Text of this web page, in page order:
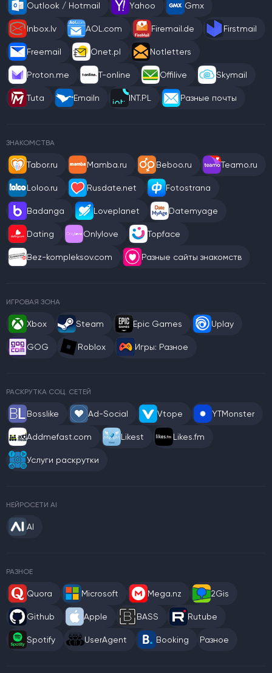
Outlook / Hotmail Yahoo Gmx
Inbox.lv AOL.com Firemail.de Firstmail
Freemail Onet.pl Notletters
Proton.me T-online Offilive Skymail
Tuta Emailn INT.PL Разные почты
ЗНАКОМСТВА
Tabor.ru Mamba.ru Beboo.ru Teamo.ru
Loloo.ru Rusdate.net Fotostrana
Badanga Loveplanet Datemyage
Dating Onlylove Topface
Bez-kompleksov.com Разные сайты знакомств
ИГРОВАЯ ЗОНА
Xbox Steam Epic Games Uplay
GOG Roblox Игры: Разное
РАСКРУТКА СОЦ. СЕТЕЙ
Bosslike Ad-Social Vtope YTMonster
Addmefast.com Likest Likes.fm
Услуги раскрутки
НЕЙРОСЕТИ AI
AI
РАЗНОЕ
Quora Microsoft Mega.nz 2Gis
Github Apple BASS Rutube
Spotify UserAgent Booking Разное